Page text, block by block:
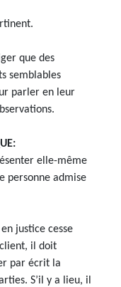
que des
semblables
parler en leur
elle-même
personne admise
justice cesse
il doit
par écrit la
S’il y a lieu, il